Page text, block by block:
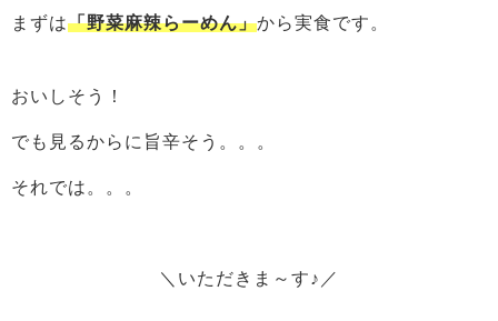
まずは「野菜麻辣らーめん」から実食です。
おいしそう！
でも見るからに旨辛そう。。。
それでは。。。
＼いただきま～す♪／